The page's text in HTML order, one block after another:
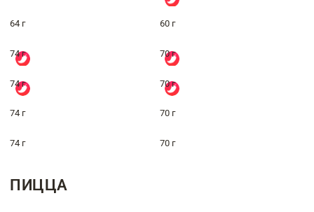
64 г 60 г
74 г 70 г
74 г 70 г
74 г 70 г
74 г 70 г
ПИЦЦА